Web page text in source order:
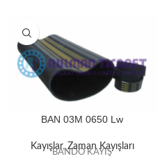
BAN 03M 0650 Lw
Kayışlar,Zaman Kayışları
BANDO KAYIŞ